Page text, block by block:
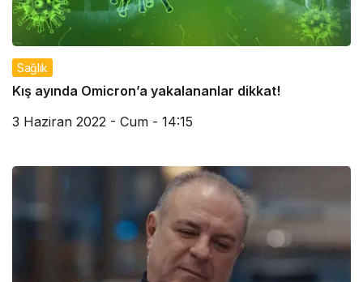
Sağlık
Kış ayında Omicron’a yakalananlar dikkat!
3 Haziran 2022 - Cum - 14:15